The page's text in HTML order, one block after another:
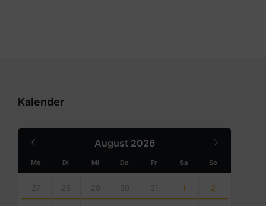
Kalender
August 2026
Month
Mo Di Mi Do Fr Sa So
calendar
days
27 28 29 30 31 1 2